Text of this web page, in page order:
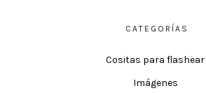
CATEGORÍAS
Cositas para flashear
Imágenes